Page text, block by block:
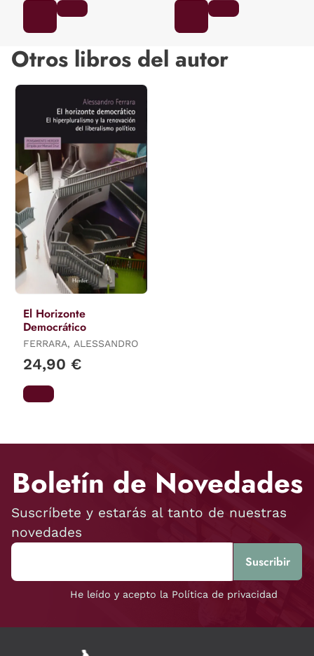
Otros libros del autor
El Horizonte
Democrático
FERRARA, ALESSANDRO
24,90 €
Boletín de Novedades
Suscríbete y estarás al tanto de nuestras
novedades
He leído y acepto la Política de privacidad